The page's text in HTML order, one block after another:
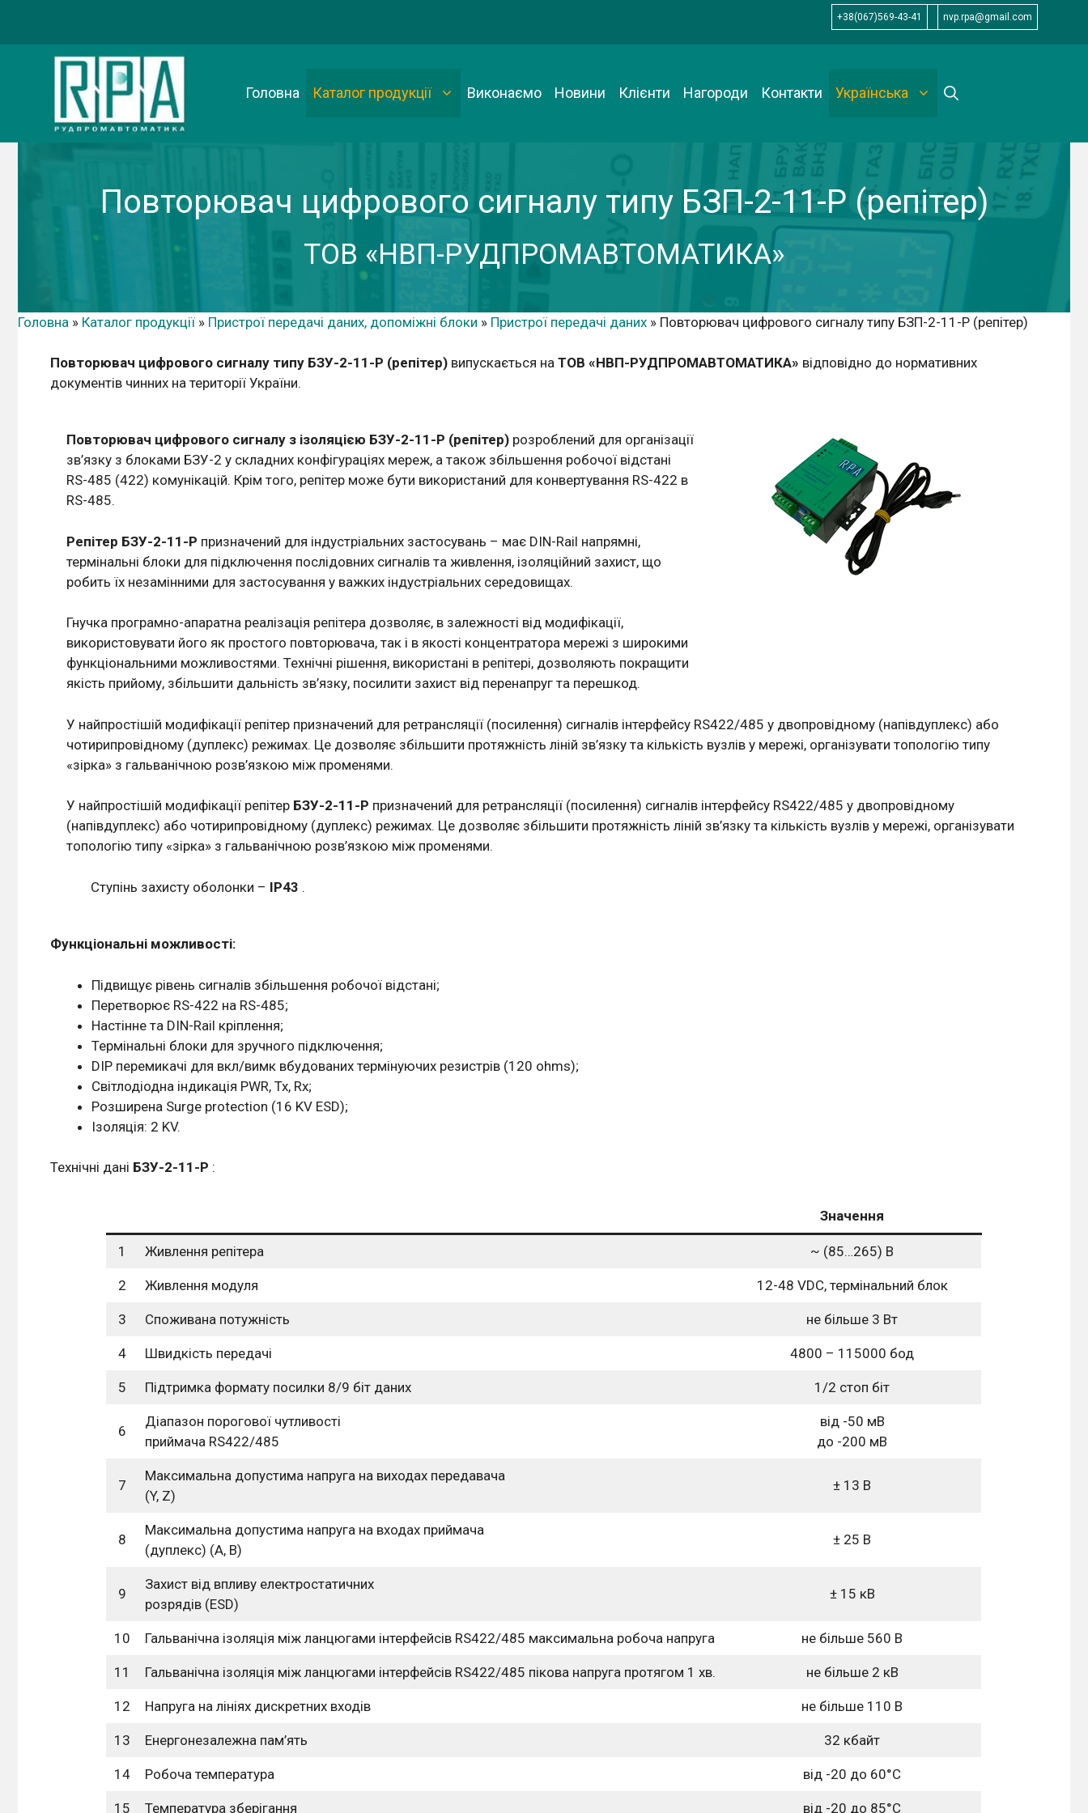
+38(067)569-43-41 nvp.rpa@gmail.com
Головна Каталог продукції Виконаємо Новини Клієнти Нагороди Контакти Українська
Повторювач цифрового сигналу типу БЗП-2-11-Р (репітер)
ТОВ «НВП-РУДПРОМАВТОМАТИКА»
Головна » Каталог продукції » Пристрої передачі даних, допоміжні блоки » Пристрої передачі даних » Повторювач цифрового сигналу типу БЗП-2-11-Р (репітер)
Повторювач цифрового сигналу типу БЗУ-2-11-Р (репітер) випускається на ТОВ «НВП-РУДПРОМАВТОМАТИКА» відповідно до нормативних
документів чинних на території України.
Повторювач цифрового сигналу з ізоляцією БЗУ-2-11-Р (репітер) розроблений для організації
зв’язку з блоками БЗУ-2 у складних конфігураціях мереж, а також збільшення робочої відстані
RS-485 (422) комунікацій. Крім того, репітер може бути використаний для конвертування RS-422 в
RS-485.
Репітер БЗУ-2-11-Р призначений для індустріальних застосувань – має DIN-Rail напрямні,
термінальні блоки для підключення послідовних сигналів та живлення, ізоляційний захист, що
робить їх незамінними для застосування у важких індустріальних середовищах.
Гнучка програмно-апаратна реалізація репітера дозволяє, в залежності від модифікації,
використовувати його як простого повторювача, так і в якості концентратора мережі з широкими
функціональними можливостями. Технічні рішення, використані в репітері, дозволяють покращити
якість прийому, збільшити дальність зв’язку, посилити захист від перенапруг та перешкод.
У найпростішій модифікації репітер призначений для ретрансляції (посилення) сигналів інтерфейсу RS422/485 у двопровідному (напівдуплекс) або
чотирипровідному (дуплекс) режимах. Це дозволяє збільшити протяжність ліній зв’язку та кількість вузлів у мережі, організувати топологію типу
«зірка» з гальванічною розв’язкою між променями.
У найпростішій модифікації репітер БЗУ-2-11-Р призначений для ретрансляції (посилення) сигналів інтерфейсу RS422/485 у двопровідному
(напівдуплекс) або чотирипровідному (дуплекс) режимах. Це дозволяє збільшити протяжність ліній зв’язку та кількість вузлів у мережі, організувати
топологію типу «зірка» з гальванічною розв’язкою між променями.
Ступінь захисту оболонки – IР43 .
Функціональні можливості:
Підвищує рівень сигналів збільшення робочої відстані;
Перетворює RS-422 на RS-485;
Настінне та DIN-Rail кріплення;
Термінальні блоки для зручного підключення;
DIP перемикачі для вкл/вимк вбудованих термінуючих резистрів (120 ohms);
Світлодіодна індикація PWR, Tx, Rx;
Розширена Surge protection (16 KV ESD);
Ізоляція: 2 KV.
Технічні дані БЗУ-2-11-Р :
Значення
1 Живлення репітера ~ (85…265) В
2 Живлення модуля 12-48 VDC, термінальний блок
3 Споживана потужність не більше 3 Вт
4 Швидкість передачі 4800 – 115000 бод
5 Підтримка формату посилки 8/9 біт даних 1/2 стоп біт
6
Діапазон порогової чутливості
приймача RS422/485
від -50 мВ
до -200 мВ
7
Максимальна допустима напруга на виходах передавача
(Y, Z)
± 13 В
8
Максимальна допустима напруга на входах приймача
(дуплекс) (A, B)
± 25 В
9
Захист від впливу електростатичних
розрядів (ESD)
± 15 кВ
10 Гальванічна ізоляція між ланцюгами інтерфейсів RS422/485 максимальна робоча напруга не більше 560 В
11 Гальванічна ізоляція між ланцюгами інтерфейсів RS422/485 пікова напруга протягом 1 хв. не більше 2 кВ
12 Напруга на лініях дискретних входів не більше 110 В
13 Енергонезалежна пам’ять 32 кбайт
14 Робоча температура від -20 до 60°C
15 Температура зберігання від -20 до 85°C